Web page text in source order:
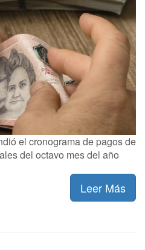
el cronograma de pagos de
del octavo mes del año
Leer Más